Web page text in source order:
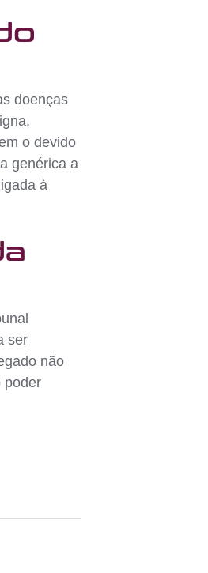
doenças
o devido
genérica a
à
ser
não
poder